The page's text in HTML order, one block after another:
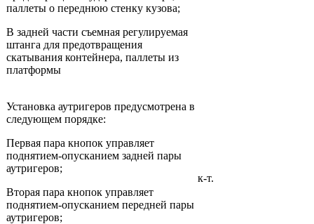
паллеты о переднюю стенку кузова;
В задней части съемная регулируемая
штанга для предотвращения
скатывания контейнера, паллеты из
платформы
Установка аутригеров предусмотрена в
следующем порядке:
Первая пара кнопок управляет
поднятием-опусканием задней пары
аутригеров;
Вторая пара кнопок управляет
поднятием-опусканием передней пары
аутригеров;
к-т.